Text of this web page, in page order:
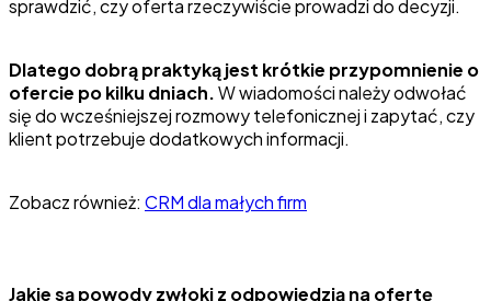
sprawdzić, czy oferta rzeczywiście prowadzi do decyzji.
Dlatego dobrą praktyką jest krótkie przypomnienie o
ofercie po kilku dniach.W wiadomości należy odwołać
się do wcześniejszej rozmowy telefonicznej i zapytać, czy
klient potrzebuje dodatkowych informacji.
Zobacz również: CRM dla małych firm
Jakie są powody zwłoki z odpowiedzią na ofertę